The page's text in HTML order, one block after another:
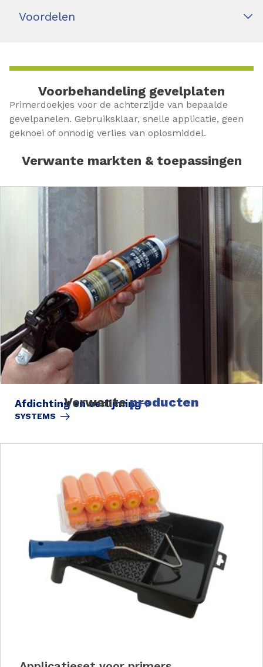
Voordelen
Voorbehandeling gevelplaten
Primerdoekjes voor de achterzijde van bepaalde
gevelpanelen. Gebruiksklaar, snelle applicatie, geen
geknoei of onnodig verlies van oplosmiddel.
Verwante markten & toepassingen
Afdichting en verlijming
SYSTEMS
Verwanteproducten